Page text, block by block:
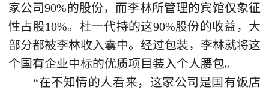
家公司90%的股份，而李林所管理的宾馆仅象征
性占股10%。杜一代持的这90%股份的收益，大
部分都被李林收入囊中。经过包装，李林就将这
个国有企业中标的优质项目装入个人腰包。
“在不知情的人看来，这家公司是国有饭店